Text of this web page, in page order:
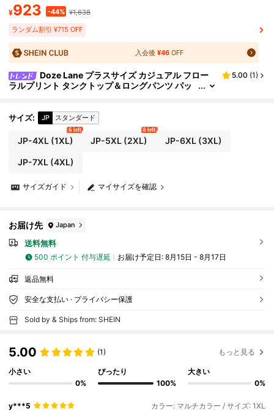
¥923 -44% ¥1,638
ランダム割引 ¥715 OFF
入会後¥46 OFF
Doze Lane プラスサイズ カジュアル フロー
ラルプリント タンクトップ＆ロングパンツ パッ
5.00 (1)
サイズ: JP スタンダード
JP-4XL(1XL)
6 left
JP-5XL (2XL)
8 left
JP-6XL(3XL)
JP-7XL(4XL)
マイサイズを確認
サイズガイド
お届け先 Japan
送料無料
500 ポイント 付与遅延 お届け予定日: 8月15日 - 8月17日
返品無料
安全な支払い · プライバシー保護
Sold by & Ships from: SHEIN
5.00 (1) もっと見る
小さい
0%
ぴったり
100%
大きい
0%
y***5 カラー: マルチカラー / サイズ: 1XL